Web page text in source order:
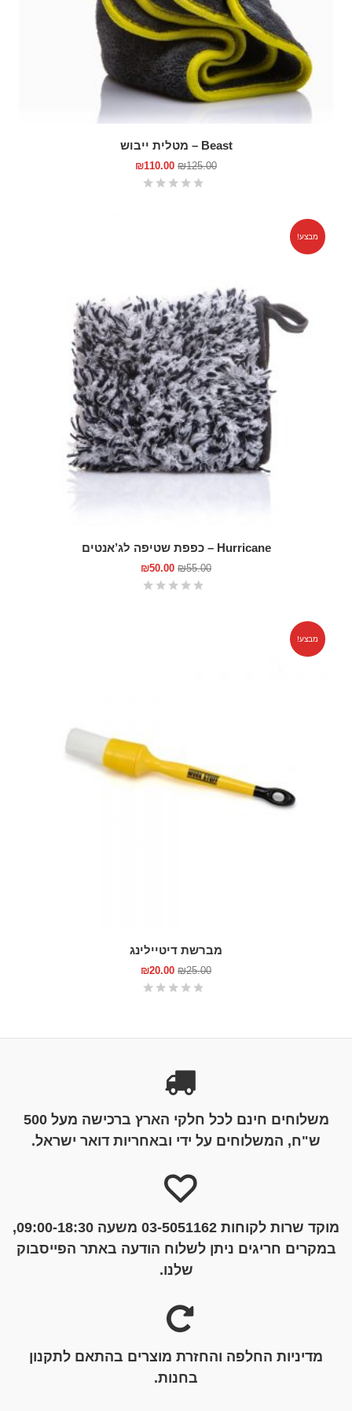
Beast – מטלית ייבוש
₪125.00
₪110.00
מבצע!
Hurricane – כפפת שטיפה לג’אנטים
₪55.00
₪50.00
מבצע!
מברשת דיטיילינג
₪25.00
₪20.00
משלוחים חינם לכל חלקי הארץ ברכישה מעל 500
ש"ח, המשלוחים על ידי ובאחריות דואר ישראל.
מוקד שרות לקוחות 03-5051162 משעה 09:00-18:30,
במקרים חריגים ניתן לשלוח הודעה באתר הפייסבוק
שלנו.
מדיניות החלפה והחזרת מוצרים בהתאם לתקנון
בחנות.